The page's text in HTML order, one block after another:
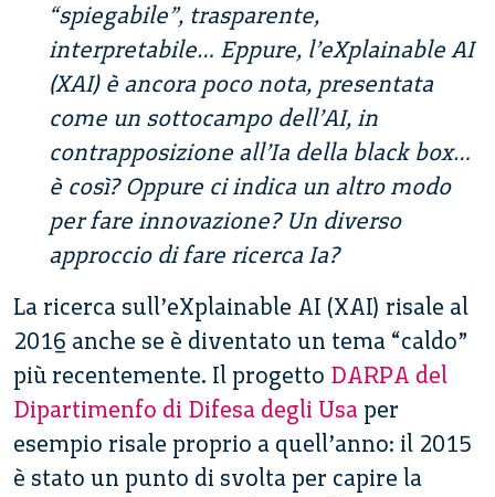
“spiegabile”, trasparente,
interpretabile… Eppure, l’eXplainable AI
(XAI) è ancora poco nota, presentata
come un sottocampo dell’AI, in
contrapposizione all’Ia della black box…
è così? Oppure ci indica un altro modo
per fare innovazione? Un diverso
approccio di fare ricerca Ia?
La ricerca sull’eXplainable AI (XAI) risale al
2016 anche se è diventato un tema “caldo”
più recentemente. Il progetto DARPA del
Dipartimenfo di Difesa degli Usa per
esempio risale proprio a quell’anno: il 2015
è stato un punto di svolta per capire la